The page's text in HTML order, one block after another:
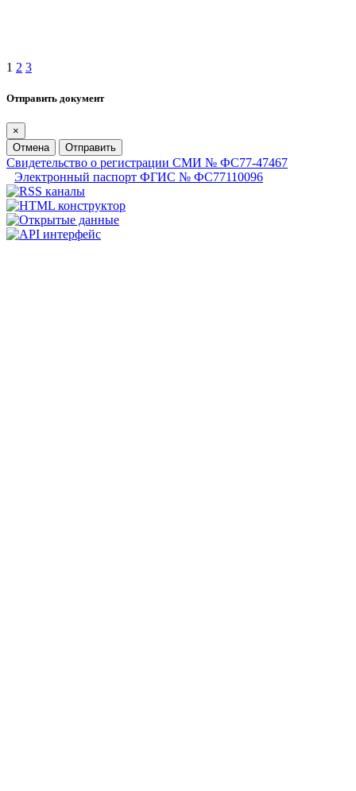
1 2 3
Отправить документ
×
Отмена
Отправить
Свидетельство о регистрации СМИ № ФС77-47467
Электронный паспорт ФГИС № ФС77110096